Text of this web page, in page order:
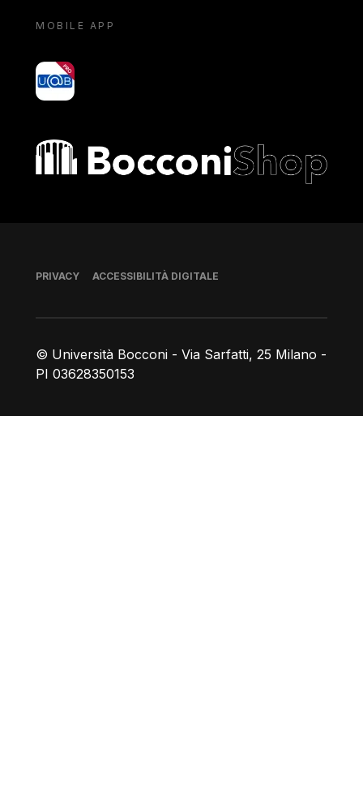
MOBILE APP
yoU@B
Bocconi shop
© Università Bocconi - Via Sarfatti, 25 Milano -
PI 03628350153
Piè di pagina
PRIVACY ACCESSIBILITÀ DIGITALE